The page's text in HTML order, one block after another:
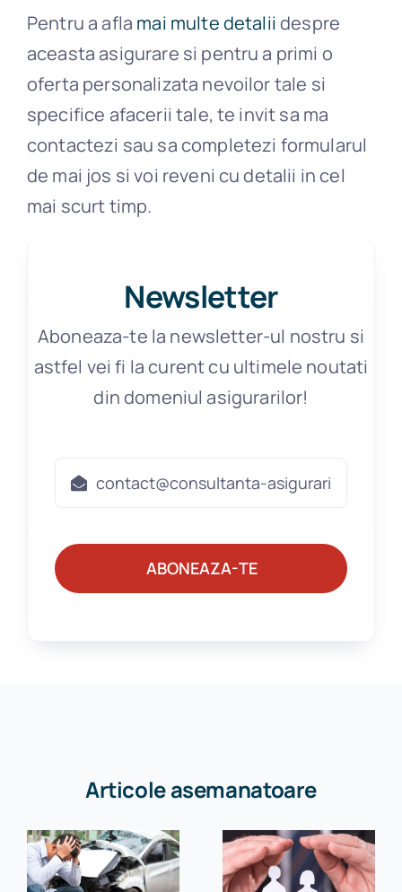
Pentru a afla mai multe detalii despre
aceasta asigurare si pentru a primi o
oferta personalizata nevoilor tale si
specifice afacerii tale, te invit sa ma
contactezi sau sa completezi formularul
de mai jos si voi reveni cu detalii in cel
mai scurt timp.
Newsletter
Aboneaza-te la newsletter-ul nostru si
astfel vei fi la curent cu ultimele noutati
din domeniul asigurarilor!
ABONEAZA-TE
Articole asemanatoare